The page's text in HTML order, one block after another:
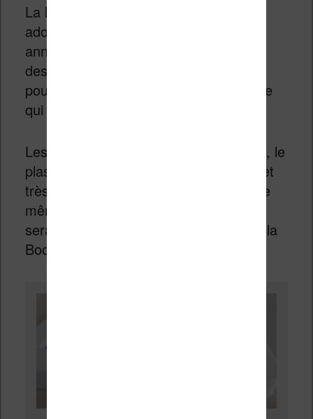
La liseuse retrouve le style particulier
adopté par Bookeen depuis quelques
années. L’idée est donc de s’affranchir
des codes des appareils électroniques
pour proposer une liseuse avec un style
qui rappelle un livre papier.
Les angles sont présents mais adoucis, le
plastique utilisé est entièrement blanc et
très agréable au touché. On retrouve le
même style que pour la Diva HD et ne
serait pas sans rappeler aussi celui de la
Bookeen Saga.